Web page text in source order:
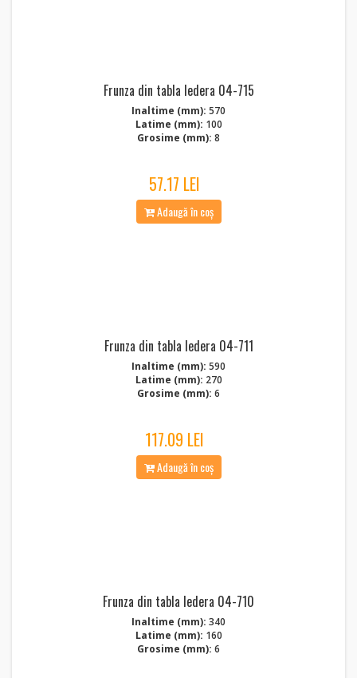
Frunza din tabla Iedera 04-715
Inaltime (mm): 570
Latime (mm): 100
Grosime (mm): 8
57.17 LEI
Adaugă în coș
Frunza din tabla Iedera 04-711
Inaltime (mm): 590
Latime (mm): 270
Grosime (mm): 6
117.09 LEI
Adaugă în coș
Frunza din tabla Iedera 04-710
Inaltime (mm): 340
Latime (mm): 160
Grosime (mm): 6